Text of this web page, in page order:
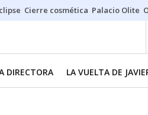
Cierre cosmética Palacio Olite
DIRECTORA LA VUELTA DE